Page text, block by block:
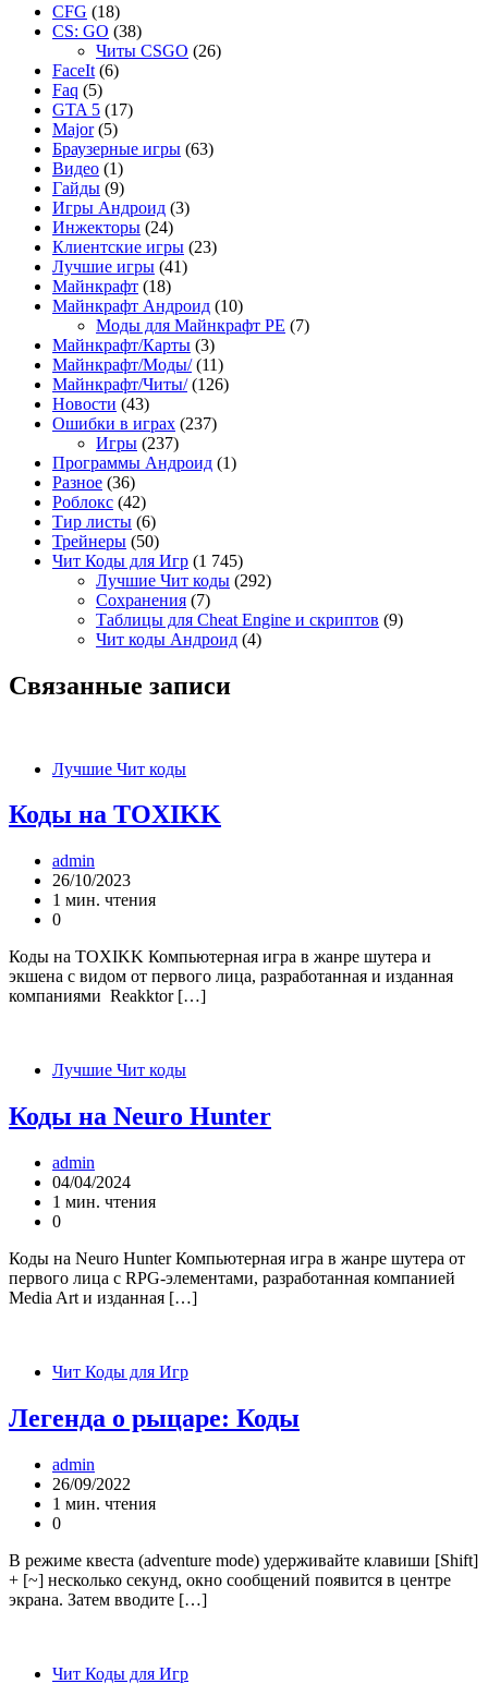
CFG (18)
CS: GO (38)
Читы CSGO (26)
FaceIt (6)
Faq (5)
GTA 5 (17)
Major(5)
Браузерные игры (63)
Видео (1)
Гайды (9)
Игры Андроид (3)
Инжекторы (24)
Клиентские игры (23)
Лучшие игры (41)
Майнкрафт (18)
Майнкрафт Андроид (10)
Моды для Майнкрафт PE (7)
Майнкрафт/Карты (3)
Майнкрафт/Моды/(11)
Майнкрафт/Читы/(126)
Новости (43)
Ошибки в играх (237)
Игры (237)
Программы Андроид (1)
Разное (36)
Роблокс (42)
Тир листы (6)
Трейнеры (50)
Чит Коды для Игр (1 745)
Лучшие Чит коды (292)
Сохранения (7)
Таблицы для Cheat Engine и скриптов (9)
Чит коды Андроид (4)
Связанные записи
Лучшие Чит коды
Коды на TOXIKK
admin
26/10/2023
1 мин. чтения
0
Коды на TOXIKK Компьютерная игра в жанре шутера и
экшена с видом от первого лица, разработанная и изданная
компаниями Reakktor […]
Лучшие Чит коды
Коды на Neuro Hunter
admin
04/04/2024
1 мин. чтения
0
Коды на Neuro Hunter Компьютерная игра в жанре шутера от
первого лица с RPG-элементами, разработанная компанией
Media Art и изданная […]
Чит Коды для Игр
Легенда о рыцаре: Коды
admin
26/09/2022
1 мин. чтения
0
В режиме квеста (adventure mode) удерживайте клавиши [Shift]
+ [~] несколько секунд, окно сообщений появится в центре
экрана. Затем вводите […]
Чит Коды для Игр